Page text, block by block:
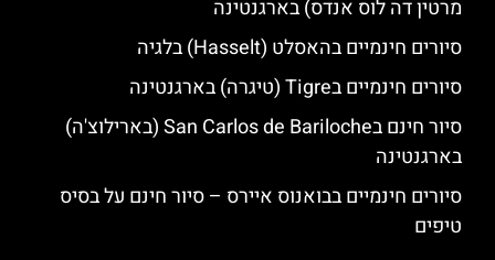
מרטין דה לוס אנדס) בארגנטינה
סיורים חינמיים בהאסלט (Hasselt) בלגיה
סיורים חינמיים בTigre (טיגרה) בארגנטינה
סיור חינם בSan Carlos de Bariloche (בארילוצ'ה)
בארגנטינה
סיורים חינמיים בבואנוס איירס – סיור חינם על בסיס
טיפים